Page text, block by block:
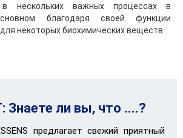
нескольких важных процессах в
благодаря своей функции
некоторых биохимических веществ.
Знаете ли вы, что ....?
предлагает свежий приятный